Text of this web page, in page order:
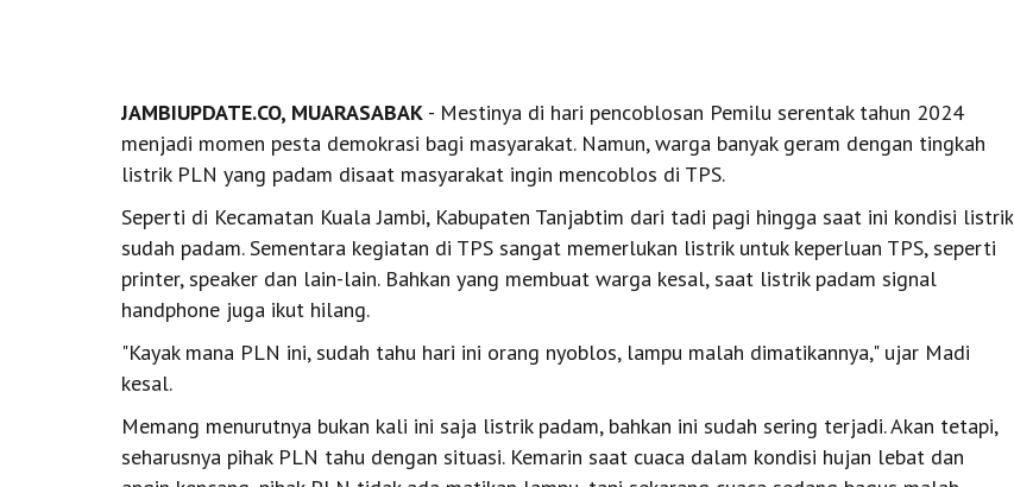
JAMBIUPDATE.CO, MUARASABAK - Mestinya di hari pencoblosan Pemilu serentak tahun 2024
menjadi momen pesta demokrasi bagi masyarakat. Namun, warga banyak geram dengan tingkah
listrik PLN yang padam disaat masyarakat ingin mencoblos di TPS.
Seperti di Kecamatan Kuala Jambi, Kabupaten Tanjabtim dari tadi pagi hingga saat ini kondisi listrik
sudah padam. Sementara kegiatan di TPS sangat memerlukan listrik untuk keperluan TPS, seperti
printer, speaker dan lain-lain. Bahkan yang membuat warga kesal, saat listrik padam signal
handphone juga ikut hilang.
"Kayak mana PLN ini, sudah tahu hari ini orang nyoblos, lampu malah dimatikannya," ujar Madi
kesal.
Memang menurutnya bukan kali ini saja listrik padam, bahkan ini sudah sering terjadi. Akan tetapi,
seharusnya pihak PLN tahu dengan situasi. Kemarin saat cuaca dalam kondisi hujan lebat dan